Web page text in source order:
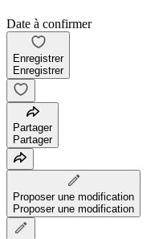
Date à confirmer
Enregistrer
Enregistrer
Partager
Partager
Proposer une modification
Proposer une modification